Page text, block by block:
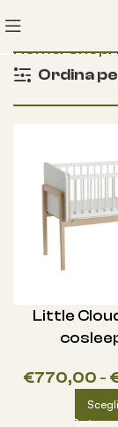
Home Shop
Ordina
Little
€770,00 -
Scegli